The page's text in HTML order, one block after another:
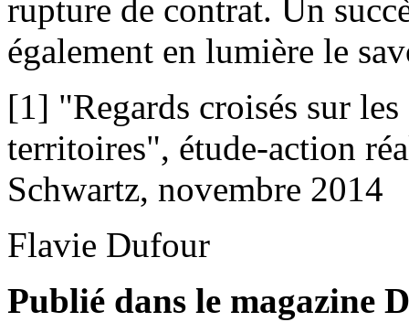
rupture de contrat. Un
également en lumière le
[1] "Regards croisés sur
territoires", étude-action
Schwartz, novembre 2014
Flavie Dufour
Publié dans le magazine